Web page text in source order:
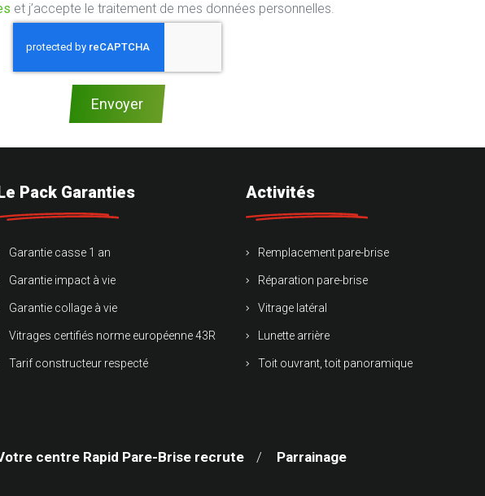
et j’accepte le traitement de mes données personnelles.
Envoyer
Pack Garanties
Garantie casse 1 an
Garantie impact à vie
Garantie collage à vie
Vitrages certifiés norme européenne 43R
Tarif constructeur respecté
Activités
Remplacement pare-brise
Réparation pare-brise
Vitrage latéral
Lunette arrière
Toit ouvrant, toit panoramique
centre Rapid Pare-Brise recrute
Parrainage